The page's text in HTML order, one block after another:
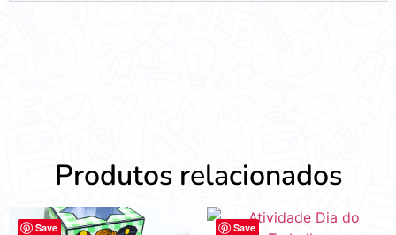
Produtos relacionados
Save Save